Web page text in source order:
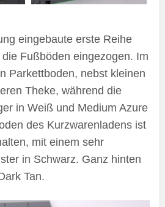
eingebaute erste Reihe
Fußböden eingezogen. Im
Parkettboden, nebst kleinen
Theke, während die
in Weiß und Medium Azure
des Kurzwarenladens ist
mit einem sehr
in Schwarz. Ganz hinten
Tan.